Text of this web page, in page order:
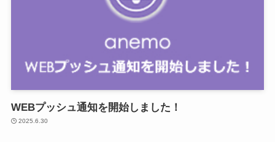
WEBプッシュ通知を開始しました！
2025.6.30